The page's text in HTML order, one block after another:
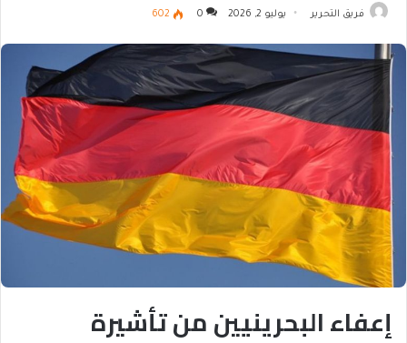
فريق التحرير يوليو 2, 2026 0
602
إعفاء البحرينيين من تأشيرة